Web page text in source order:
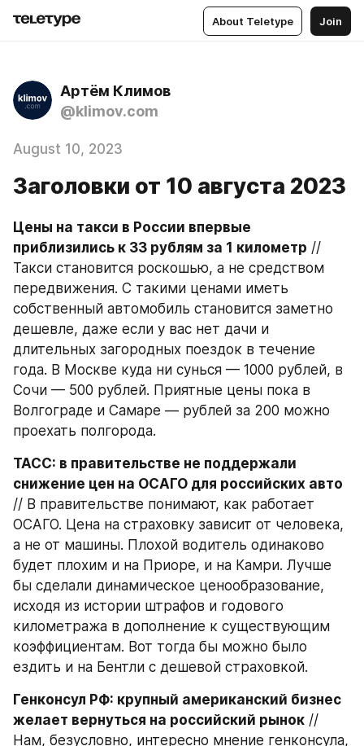
About Teletype Join
Артём Климов
@klimov.com
August 10, 2023
Заголовки от 10 августа 2023
Цены на такси в России впервые
приблизились к 33 рублям за 1 километр //
Такси становится роскошью, а не средством
передвижения. С такими ценами иметь
собственный автомобиль становится заметно
дешевле, даже если у вас нет дачи и
длительных загородных поездок в течение
года. В Москве куда ни сунься — 1000 рублей, в
Сочи — 500 рублей. Приятные цены пока в
Волгограде и Самаре — рублей за 200 можно
проехать полгорода.
ТАСС: в правительстве не поддержали
снижение цен на ОСАГО для российских авто
// В правительстве понимают, как работает
ОСАГО. Цена на страховку зависит от человека,
а не от машины. Плохой водитель одинаково
будет плохим и на Приоре, и на Камри. Лучше
бы сделали динамическое ценообразование,
исходя из истории штрафов и годового
километража в дополнение к существующим
коэффициентам. Вот тогда бы можно было
ездить и на Бентли с дешевой страховкой.
Генконсул РФ: крупный американский бизнес
желает вернуться на российский рынок //
Нам, безусловно, интересно мнение генконсула,